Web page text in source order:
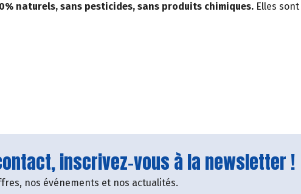
naturels, sans pesticides, sans produits chimiques. Elles sont
inscrivez-vous à la newsletter !
nos événements et nos actualités.